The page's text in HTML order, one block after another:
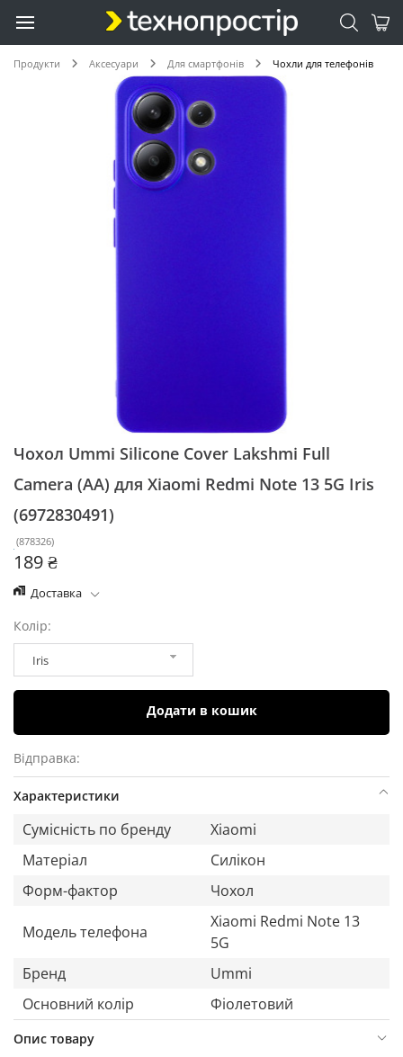
Продукти Аксесуари Для смартфонів Чохли для телефонів
Чохол Ummi Silicone Cover Lakshmi Full
Camera (AA) для Xiaomi Redmi Note 13 5G Iris
(6972830491)
(878326)
189 ₴
Доставка
Колір:
Iris
Додати в кошик
Відправка:
Характеристики
Сумісність по бренду
Xiaomi
Матеріал
Силікон
Форм-фактор
Чохол
Модель телефона
Xiaomi Redmi Note 13
5G
Бренд
Ummi
Основний колір
Фіолетовий
Опис товару